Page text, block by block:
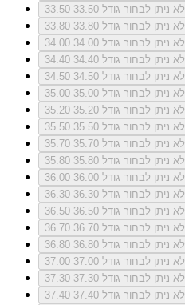
33.50
לא ניתן לבחור גודל 33.50
33.80
לא ניתן לבחור גודל 33.80
34.00
לא ניתן לבחור גודל 34.00
34.40
לא ניתן לבחור גודל 34.40
34.50
לא ניתן לבחור גודל 34.50
35.00
לא ניתן לבחור גודל 35.00
35.20
לא ניתן לבחור גודל 35.20
35.50
לא ניתן לבחור גודל 35.50
35.70
לא ניתן לבחור גודל 35.70
35.80
לא ניתן לבחור גודל 35.80
36.00
לא ניתן לבחור גודל 36.00
36.30
לא ניתן לבחור גודל 36.30
36.50
לא ניתן לבחור גודל 36.50
36.70
לא ניתן לבחור גודל 36.70
36.80
לא ניתן לבחור גודל 36.80
37.00
לא ניתן לבחור גודל 37.00
37.30
לא ניתן לבחור גודל 37.30
37.40
לא ניתן לבחור גודל 37.40